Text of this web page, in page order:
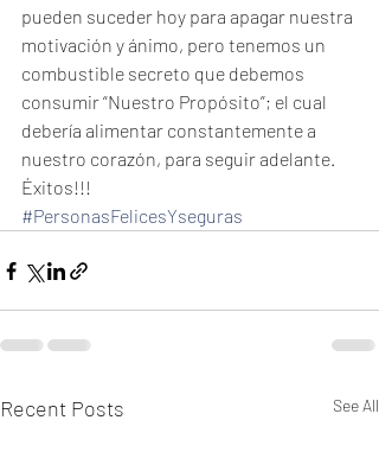
pueden suceder hoy para apagar nuestra
motivación y ánimo, pero tenemos un
combustible secreto que debemos
consumir “Nuestro Propósito”; el cual
debería alimentar constantemente a
nuestro corazón, para seguir adelante.
Éxitos!!!
#PersonasFelicesYseguras
Recent Posts See All